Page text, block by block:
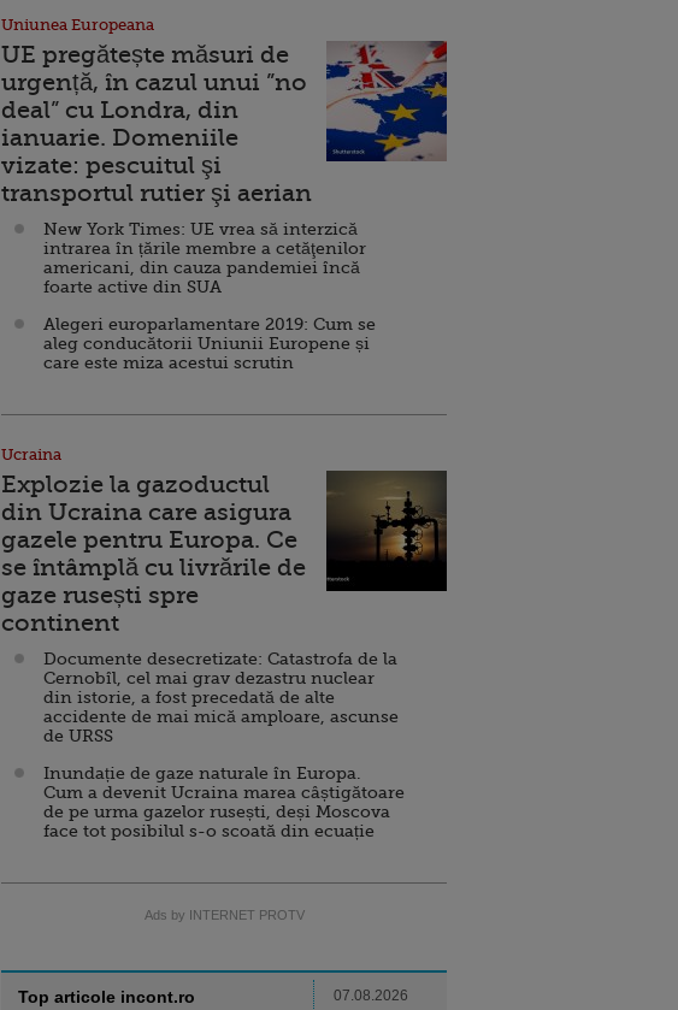
Uniunea Europeana
UE pregătește măsuri de
urgență, în cazul unui ”no
deal” cu Londra, din
ianuarie. Domeniile
vizate: pescuitul şi
transportul rutier şi aerian
New York Times: UE vrea să interzică
intrarea în țările membre a cetăţenilor
americani, din cauza pandemiei încă
foarte active din SUA
Alegeri europarlamentare 2019: Cum se
aleg conducătorii Uniunii Europene și
care este miza acestui scrutin
Ucraina
Explozie la gazoductul
din Ucraina care asigura
gazele pentru Europa. Ce
se întâmplă cu livrările de
gaze rusești spre
continent
Documente desecretizate: Catastrofa de la
Cernobîl, cel mai grav dezastru nuclear
din istorie, a fost precedată de alte
accidente de mai mică amploare, ascunse
de URSS
Inundație de gaze naturale în Europa.
Cum a devenit Ucraina marea câștigătoare
de pe urma gazelor rusești, deși Moscova
face tot posibilul s-o scoată din ecuație
Ads by INTERNET PROTV
Top articole incont.ro 07.08.2026